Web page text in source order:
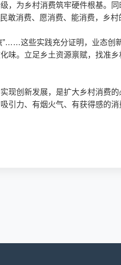
，为乡村消费筑牢硬件根基。
敢消费、愿消费、能消费，乡村
”……这些实践充分证明，业态
味。立足乡土资源禀赋，找准
现创新发展，是扩大乡村消费
引力、有烟火气、有获得感的